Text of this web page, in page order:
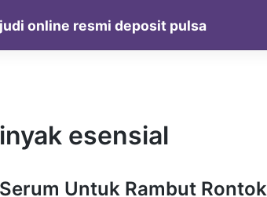
online resmi deposit pulsa
esensial
Untuk Rambut Rontok